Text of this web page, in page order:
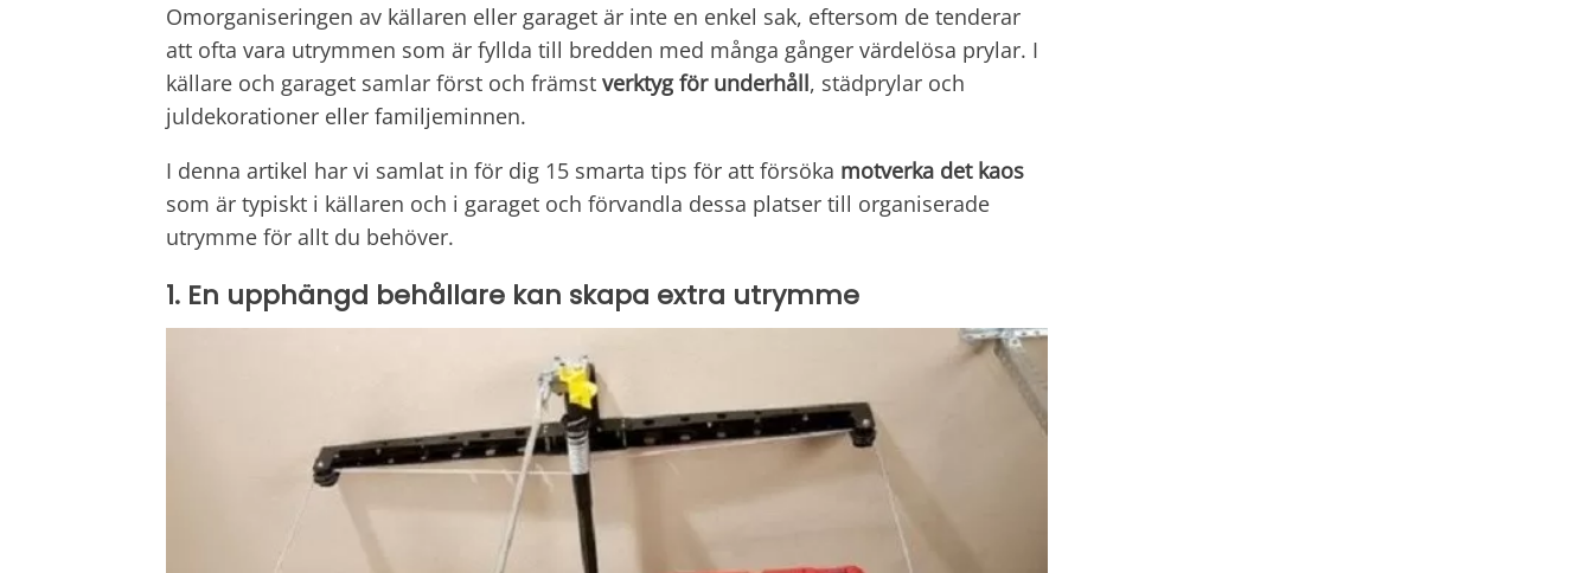
Omorganiseringen av källaren eller garaget är inte en enkel sak, eftersom de tenderar
att ofta vara utrymmen som är fyllda till bredden med många gånger värdelösa prylar. I
källare och garaget samlar först och främst verktyg för underhåll, städprylar och
juldekorationer eller familjeminnen.
I denna artikel har vi samlat in för dig 15 smarta tips för att försöka motverka det kaos
som är typiskt i källaren och i garaget och förvandla dessa platser till organiserade
utrymme för allt du behöver.
1. En upphängd behållare kan skapa extra utrymme